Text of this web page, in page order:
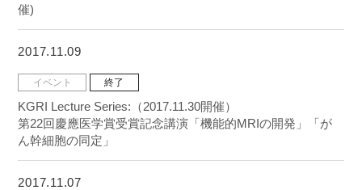
催)
2017.11.09
イベント 終了
KGRI Lecture Series:（2017.11.30開催）
第22回慶應医学賞受賞記念講演「機能的MRIの開発」「が
ん幹細胞の同定」
2017.11.07